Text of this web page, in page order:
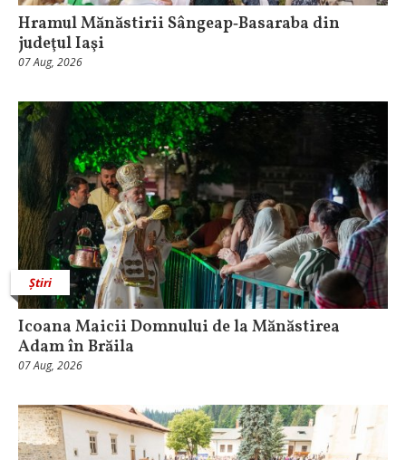
Hramul Mănăstirii Sângeap‑Basaraba din
judeţul Iaşi
07 Aug, 2026
Știri
Icoana Maicii Domnului de la Mănăstirea
Adam în Brăila
07 Aug, 2026